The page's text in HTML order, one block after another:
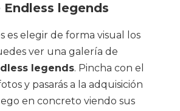
legends
es elegir de forma visual los
ver una galería de
legends. Pincha con el
y pasarás a la adquisición
en concreto viendo sus